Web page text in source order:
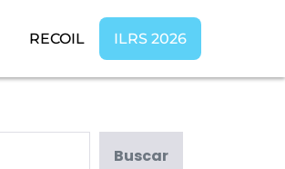
RECOIL ILRS 2026
Buscar